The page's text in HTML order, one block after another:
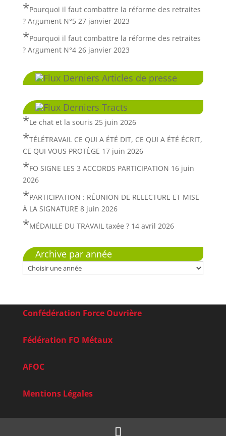
Pourquoi il faut combattre la réforme des retraites
? Argument N°5 27 janvier 2023
Pourquoi il faut combattre la réforme des retraites
? Argument N°4 26 janvier 2023
Derniers Articles de presse
Derniers Tracts
Le chat et la souris 25 juin 2026
TÉLÉTRAVAIL CE QUI A ÉTÉ DIT, CE QUI A ÉTÉ ÉCRIT,
CE QUI VOUS PROTÈGE 17 juin 2026
FO SIGNE LES 3 ACCORDS PARTICIPATION 16 juin
2026
PARTICIPATION : RÉUNION DE RELECTURE ET MISE
À LA SIGNATURE 8 juin 2026
MÉDAILLE DU TRAVAIL taxée ? 14 avril 2026
Archive par année
Confédération Force Ouvrière
Fédération FO Métaux
AFOC
Mentions Légales